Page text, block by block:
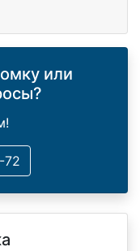
или
72